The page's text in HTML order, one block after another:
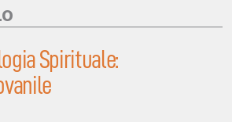
Spirituale: